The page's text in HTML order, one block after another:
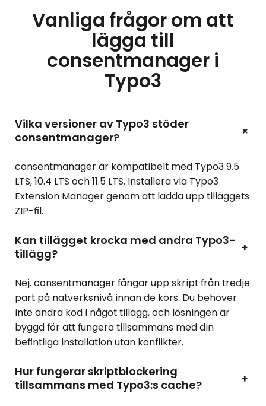
Vanliga frågor om att
lägga till
consentmanager i
Typo3
Vilka versioner av Typo3 stöder
consentmanager?
+
consentmanager är kompatibelt med Typo3 9.5
LTS, 10.4 LTS och 11.5 LTS. Installera via Typo3
Extension Manager genom att ladda upp tilläggets
ZIP-fil.
Kan tillägget krocka med andra Typo3-
tillägg?
+
Nej. consentmanager fångar upp skript från tredje
part på nätverksnivå innan de körs. Du behöver
inte ändra kod i något tillägg, och lösningen är
byggd för att fungera tillsammans med din
befintliga installation utan konflikter.
Hur fungerar skriptblockering
tillsammans med Typo3:s cache?
+